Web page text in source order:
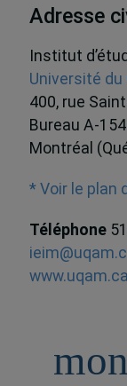
Adresse
Institut
Université du
400, rue
Bureau A-
Montréal
* Voir le plan
Téléphone
www.uqam.ca